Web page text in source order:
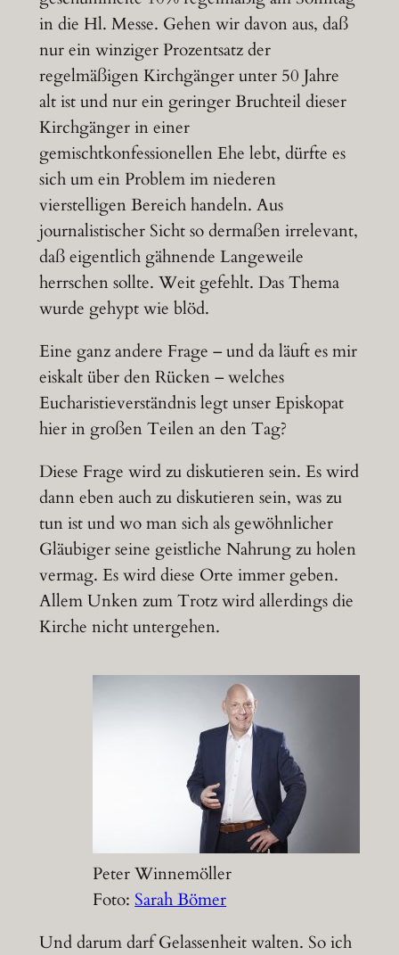
in die Hl. Messe. Gehen wir davon aus, daß
nur ein winziger Prozentsatz der
regelmäßigen Kirchgänger unter 50 Jahre
alt ist und nur ein geringer Bruchteil dieser
Kirchgänger in einer
gemischtkonfessionellen Ehe lebt, dürfte es
sich um ein Problem im niederen
vierstelligen Bereich handeln. Aus
journalistischer Sicht so dermaßen irrelevant,
daß eigentlich gähnende Langeweile
herrschen sollte. Weit gefehlt. Das Thema
wurde gehypt wie blöd.
Eine ganz andere Frage – und da läuft es mir
eiskalt über den Rücken – welches
Eucharistieverständnis legt unser Episkopat
hier in großen Teilen an den Tag?
Diese Frage wird zu diskutieren sein. Es wird
dann eben auch zu diskutieren sein, was zu
tun ist und wo man sich als gewöhnlicher
Gläubiger seine geistliche Nahrung zu holen
vermag. Es wird diese Orte immer geben.
Allem Unken zum Trotz wird allerdings die
Kirche nicht untergehen.
Peter Winnemöller
Foto:Sarah Bömer
Und darum darf Gelassenheit walten. So ich